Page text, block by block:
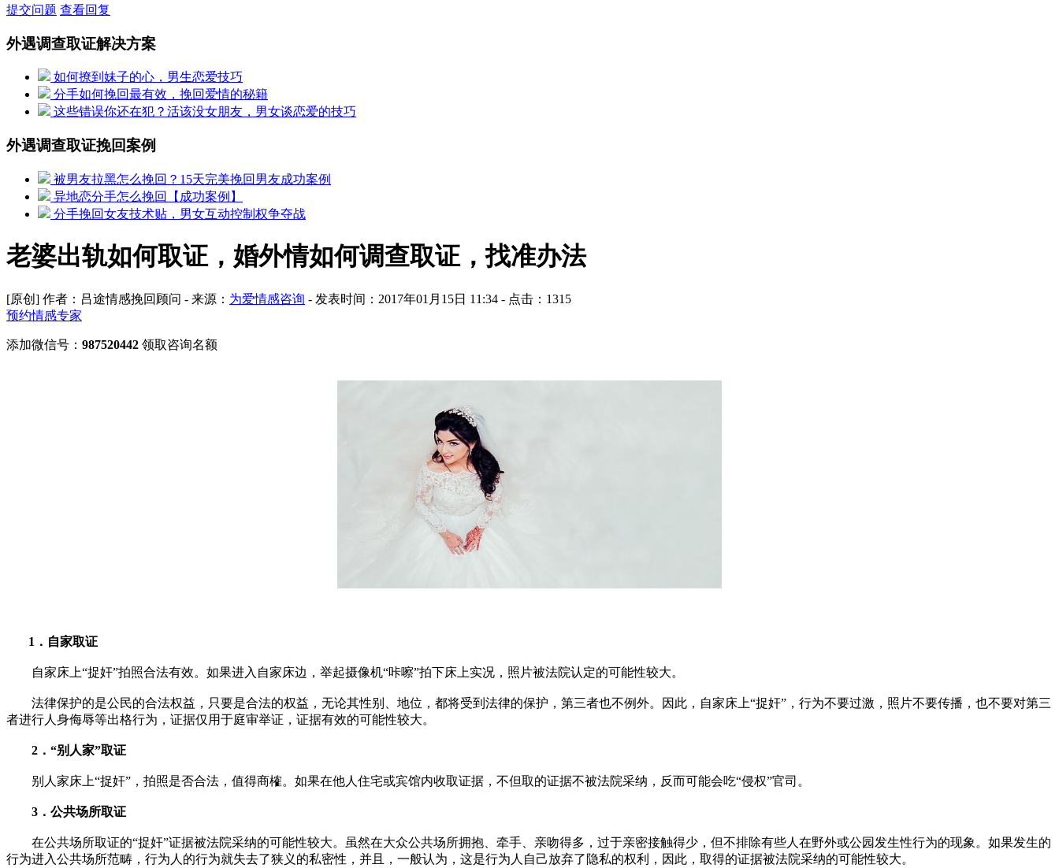
提交问题 查看回复
外遇调查取证解决方案
如何撩到妹子的心，男生恋爱技巧
分手如何挽回最有效，挽回爱情的秘籍
这些错误你还在犯？活该没女朋友，男女谈恋爱的技巧
外遇调查取证挽回案例
被男友拉黑怎么挽回？15天完美挽回男友成功案例
异地恋分手怎么挽回【成功案例】
分手挽回女友技术贴，男女互动控制权争夺战
老婆出轨如何取证，婚外情如何调查取证，找准办法
[原创] 作者：吕途情感挽回顾问 - 来源： 为爱情感咨询 - 发表时间：2017年01月15日 11:34 - 点击： 1315
预约情感专家
添加微信号： 987520442 领取咨询名额
1．自家取证
自家床上“捉奸”拍照合法有效。如果进入自家床边，举起摄像机“咔嚓”拍下床上实况，照片被法院认定的可能性较大。
法律保护的是公民的合法权益，只要是合法的权益，无论其性别、地位，都将受到法律的保护，第三者也不例外。因此，自家床上“捉奸”，行为不要过激，照片不要传播，也不要对第三
者进行人身侮辱等出格行为，证据仅用于庭审举证，证据有效的可能性较大。
2．“别人家”取证
别人家床上“捉奸”，拍照是否合法，值得商榷。如果在他人住宅或宾馆内收取证据，不但取的证据不被法院采纳，反而可能会吃“侵权”官司。
3．公共场所取证
在公共场所取证的“捉奸”证据被法院采纳的可能性较大。虽然在大众公共场所拥抱、牵手、亲吻得多，过于亲密接触得少，但不排除有些人在野外或公园发生性行为的现象。如果发生的
行为进入公共场所范畴，行为人的行为就失去了狭义的私密性，并且，一般认为，这是行为人自己放弃了隐私的权利，因此，取得的证据被法院采纳的可能性较大。